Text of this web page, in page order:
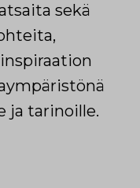
sekä
ja tarinoille.